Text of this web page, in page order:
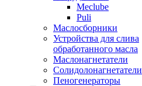
Meclube
Puli
Маслосборники
Устройства для слива
обработанного масла
Маслонагнетатели
Солидолонагнетатели
Пеногенераторы